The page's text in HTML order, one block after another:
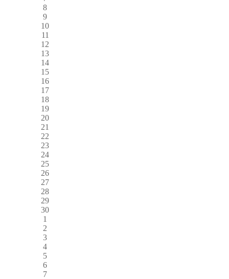
8
9
10
11
12
13
14
15
16
17
18
19
20
21
22
23
24
25
26
27
28
29
30
1
2
3
4
5
6
7